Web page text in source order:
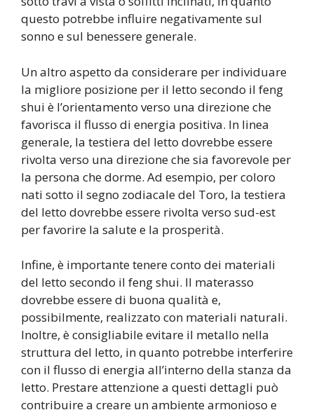
questo potrebbe influire negativamente sul
sonno e sul benessere generale.
Un altro aspetto da considerare per individuare
la migliore posizione per il letto secondo il feng
shui è l’orientamento verso una direzione che
favorisca il flusso di energia positiva. In linea
generale, la testiera del letto dovrebbe essere
rivolta verso una direzione che sia favorevole per
la persona che dorme. Ad esempio, per coloro
nati sotto il segno zodiacale del Toro, la testiera
del letto dovrebbe essere rivolta verso sud-est
per favorire la salute e la prosperità.
Infine, è importante tenere conto dei materiali
del letto secondo il feng shui. Il materasso
dovrebbe essere di buona qualità e,
possibilmente, realizzato con materiali naturali.
Inoltre, è consigliabile evitare il metallo nella
struttura del letto, in quanto potrebbe interferire
con il flusso di energia all’interno della stanza da
letto. Prestare attenzione a questi dettagli può
contribuire a creare un ambiente armonioso e